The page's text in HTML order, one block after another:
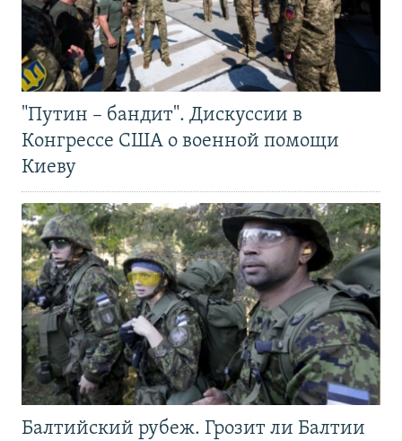
"Путин – бандит". Дискуссии в
Конгрессе США о военной помощи
Киеву
Балтийский рубеж. Грозит ли Балтии